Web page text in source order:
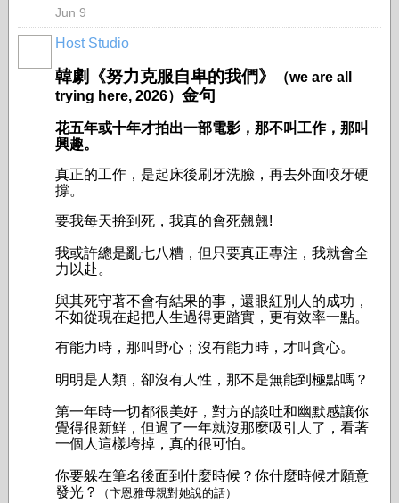
Jun 9
Host Studio
韓劇《努力克服自卑的我們》
（we are all
trying here, 2026） 金句
花五年或十年才拍出一部電影，那不叫工作，那叫
興趣。
真正的工作，是起床後刷牙洗臉，再去外面咬牙硬
撐。
要我每天拚到死，我真的會死翹翹!
我或許總是亂七八糟，但只要真正專注，我就會全
力以赴。
與其死守著不會有結果的事，還眼紅別人的成功，
不如從現在起把人生過得更踏實，更有效率一點。
有能力時，那叫野心；沒有能力時，才叫貪心。
明明是人類，卻沒有人性，那不是無能到極點嗎？
第一年時一切都很美好，對方的談吐和幽默感讓你
覺得很新鮮，但過了一年就沒那麼吸引人了，看著
一個人這樣垮掉，真的很可怕。
你要躲在筆名後面到什麼時候？你什麼時候才願意
發光？
（卞恩雅母親對她說的話）